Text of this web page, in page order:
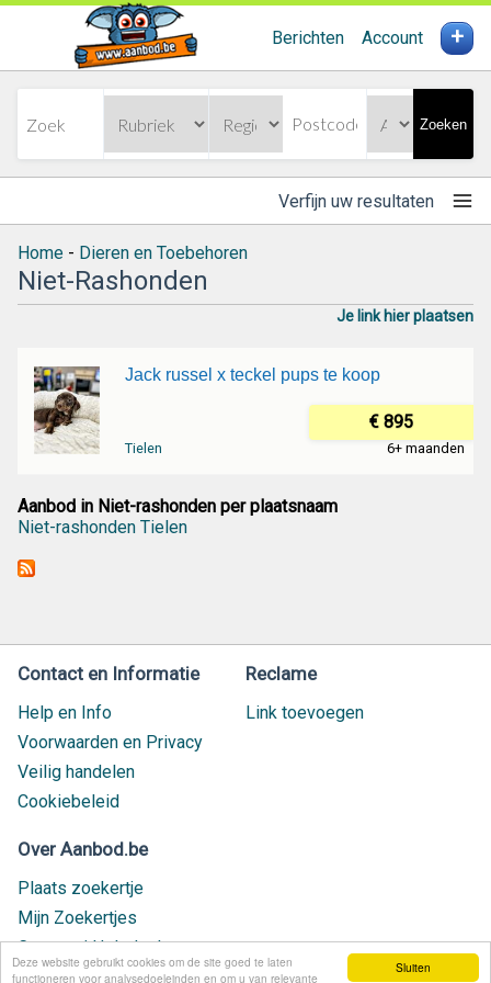
Sluiten
Deze website gebruikt cookies om de site goed te laten
functioneren voor analysedoeleinden en om u van relevante
Berichten Account +
Zoeken
Verfijn uw resultaten
Home - Dieren en Toebehoren
Niet-Rashonden
Je link hier plaatsen
Jack russel x teckel pups te koop
€ 895
Tielen 6+ maanden
Aanbod in Niet-rashonden per plaatsnaam
Niet-rashonden Tielen
Contact en Informatie
Help en Info
Voorwaarden en Privacy
Veilig handelen
Cookiebeleid
Reclame
Link toevoegen
Over Aanbod.be
Plaats zoekertje
Mijn Zoekertjes
Contact / Helpdesk
Nieuw geplaatst